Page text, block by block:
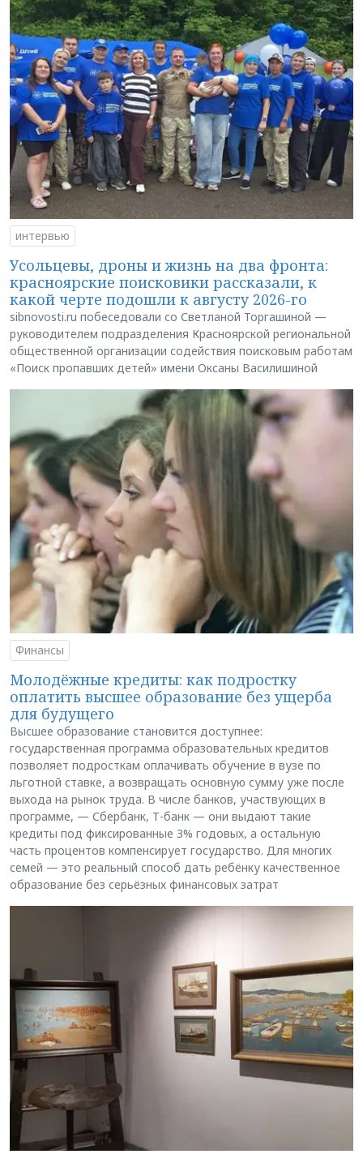
интервью
Усольцевы, дроны и жизнь на два фронта:
красноярские поисковики рассказали, к
какой черте подошли к августу 2026-го
sibnovosti.ru побеседовали со Светланой Торгашиной —
руководителем подразделения Красноярской региональной
общественной организации содействия поисковым работам
«Поиск пропавших детей» имени Оксаны Василишиной
Финансы
Молодёжные кредиты: как подростку
оплатить высшее образование без ущерба
для будущего
Высшее образование становится доступнее:
государственная программа образовательных кредитов
позволяет подросткам оплачивать обучение в вузе по
льготной ставке, а возвращать основную сумму уже после
выхода на рынок труда. В числе банков, участвующих в
программе, — Сбербанк, Т-банк — они выдают такие
кредиты под фиксированные 3% годовых, а остальную
часть процентов компенсирует государство. Для многих
семей — это реальный способ дать ребёнку качественное
образование без серьёзных финансовых затрат